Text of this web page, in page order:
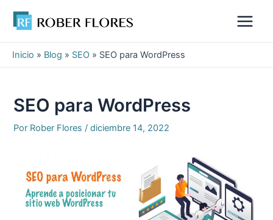
contenido
Main
Inicio » Blog » SEO » SEO para WordPress
SEO para WordPress
Por Rober Flores/diciembre 14, 2022